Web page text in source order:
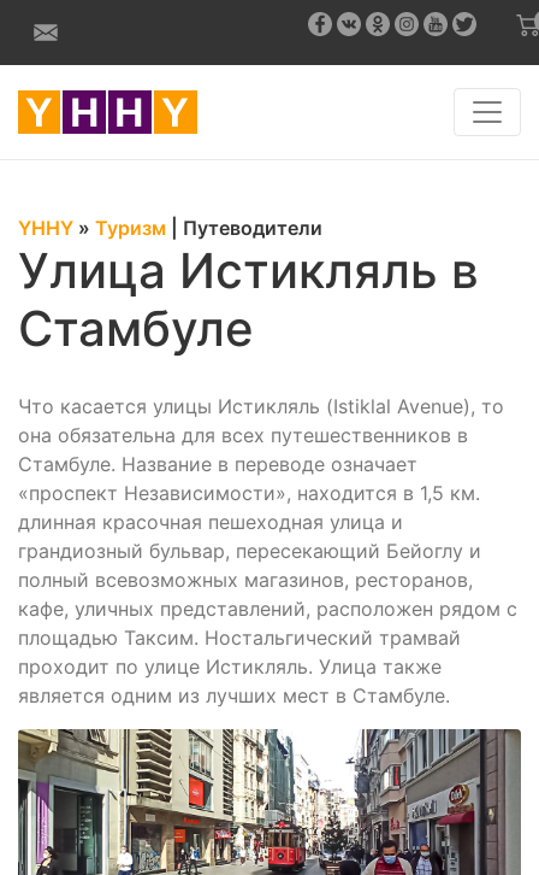
YHHY » Туризм Путеводители
Улица Истикляль в
Стамбуле
Что касается улицы Истикляль (Istiklal Avenue), то
она обязательна для всех путешественников в
Стамбуле. Название в переводе означает
«проспект Независимости», находится в 1,5 км.
длинная красочная пешеходная улица и
грандиозный бульвар, пересекающий Бейоглу и
полный всевозможных магазинов, ресторанов,
кафе, уличных представлений, расположен рядом с
площадью Таксим. Ностальгический трамвай
проходит по улице Истикляль. Улица также
является одним из лучших мест в Стамбуле.